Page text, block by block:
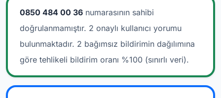
0850 484 00 36 numarasının sahibi
doğrulanmamıştır. 2 onaylı kullanıcı yorumu
bulunmaktadır. 2 bağımsız bildirimin dağılımına
göre tehlikeli bildirim oranı %100 (sınırlı veri).